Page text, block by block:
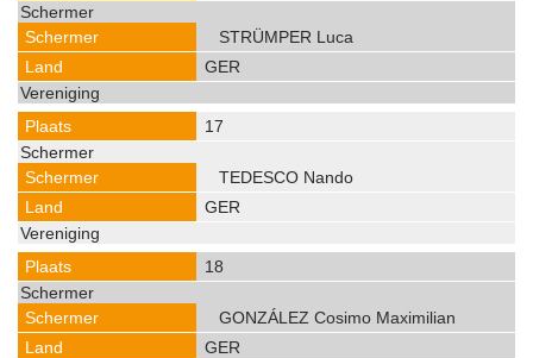
STRÜMPER Luca
GER
17
TEDESCO Nando
GER
18
GONZÁLEZ Cosimo Maximilian
GER